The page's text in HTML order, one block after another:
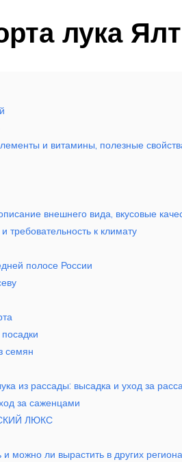
лука
и витамины, полезные
внешнего вида, вкусовые
к климату
полосе России
семян
из рассады: высадка и уход за
за саженцами
ЛЮКС
и можно ли вырастить в других